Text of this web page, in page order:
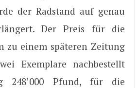
der Radstand auf genau
Der Preis für die
zu einem späteren Zeitung
Exemplare nachbestellt
248’000 Pfund, für die